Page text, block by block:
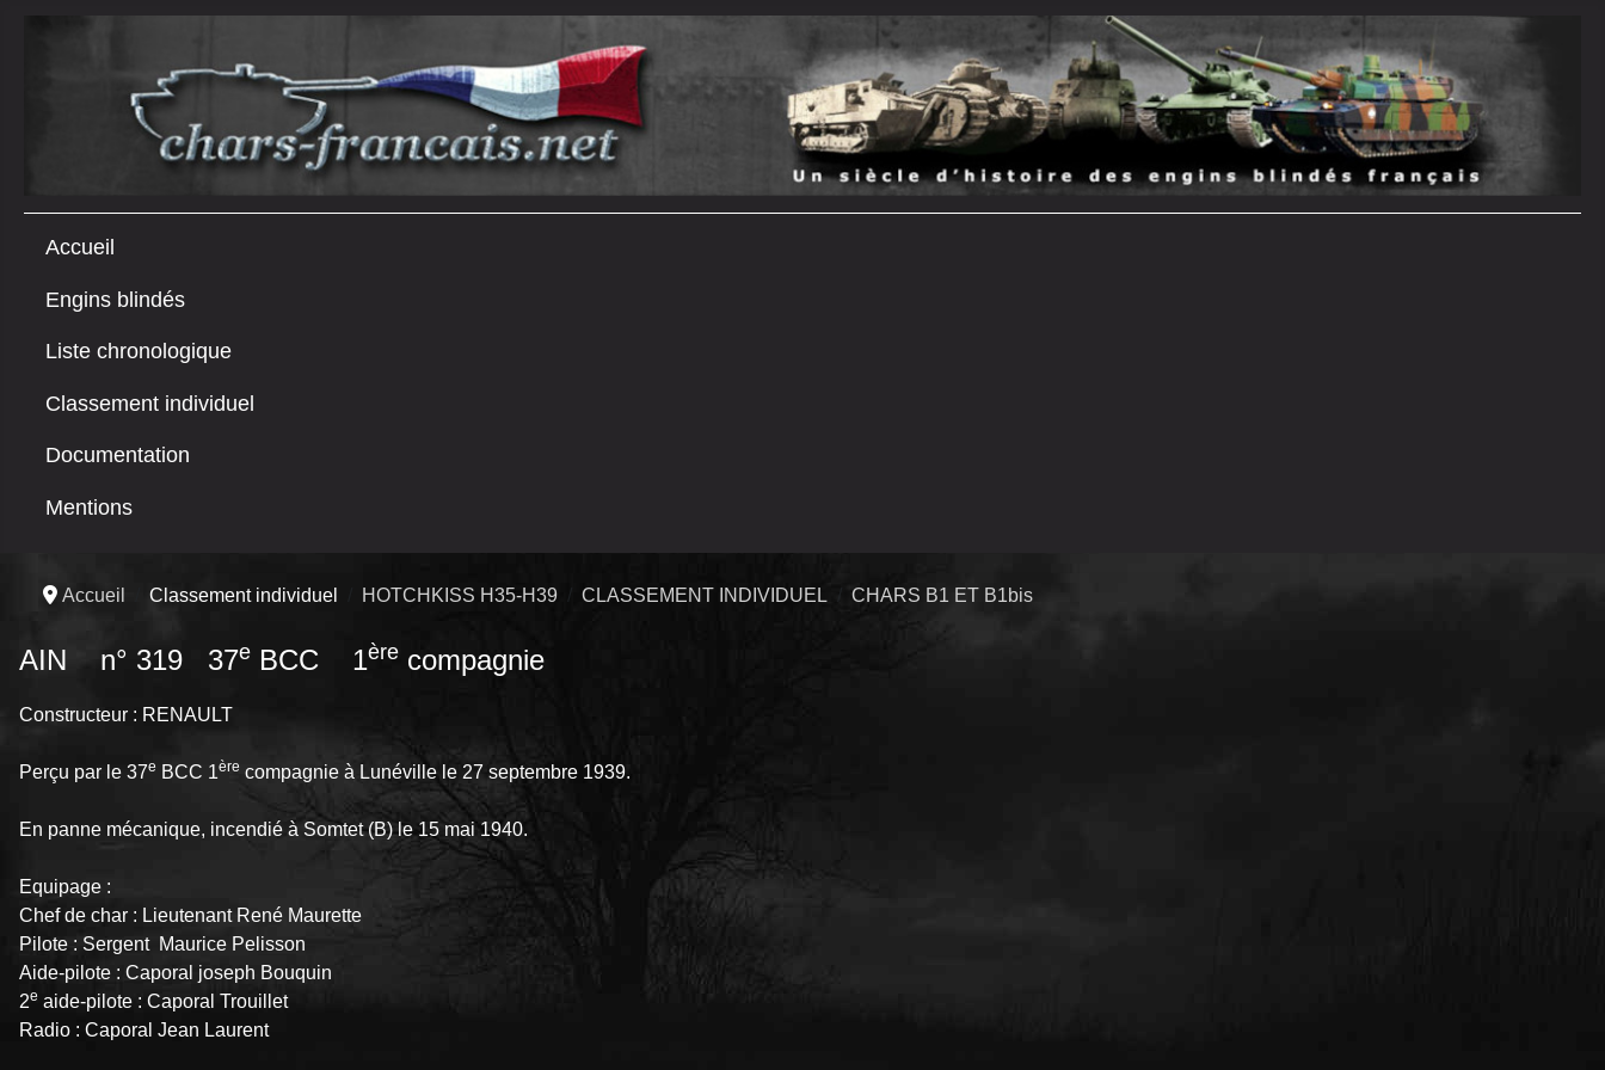
Accueil
Engins blindés
Liste chronologique
Classement individuel
Documentation
Mentions
Accueil Classement individuel HOTCHKISS H35-H39 CLASSEMENT INDIVIDUEL CHARS B1 ET B1bis
AIN n° 319 37e BCC 1ère compagnie
Constructeur : RENAULT
Perçu par le 37e BCC 1ère compagnie à Lunéville le 27 septembre 1939.
En panne mécanique, incendié à Somtet (B) le 15 mai 1940.
Equipage :
Chef de char : Lieutenant René Maurette
Pilote : Sergent Maurice Pelisson
Aide-pilote : Caporal joseph Bouquin
2e aide-pilote : Caporal Trouillet
Radio : Caporal Jean Laurent